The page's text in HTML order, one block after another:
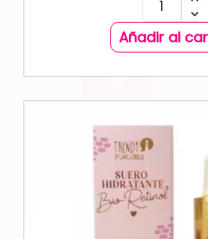
Añadir al